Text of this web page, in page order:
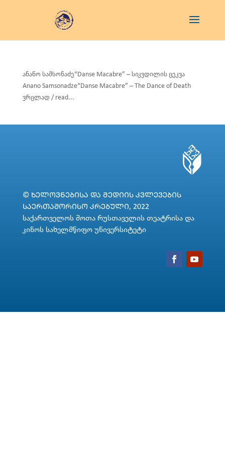
ანანო სამსონაძე“Danse Macabre” – სიკვდილის ცეკვა
Anano Samsonadze“Danse Macabre” – The Dance of Death
ვრცლად / read...
© ᲮᲔᲚᲝᲕᲜᲔᲑᲘᲡᲐ ᲓᲐ ᲛᲔᲓᲘᲘᲡ ᲙᲕᲚᲔᲕᲔᲑᲘᲡ
ᲡᲐᲔᲠᲗᲐᲨᲝᲠᲘᲡᲝ ᲙᲠᲔᲑᲣᲚᲘ, 2022
საქართველოს შოთა რუსთაველის თეატრისა და
კინოს სახელმწიფო უნივერსიტეტი